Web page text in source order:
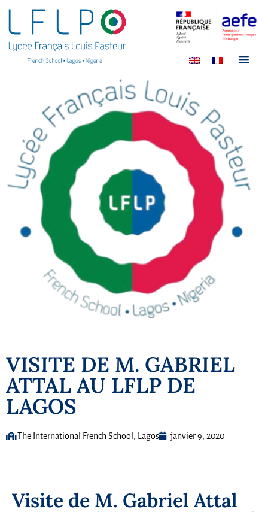
VISITE DE M. GABRIEL
ATTAL AU LFLP DE
LAGOS
The International French School, Lagos janvier 9, 2020
Visite de M. Gabriel Attal